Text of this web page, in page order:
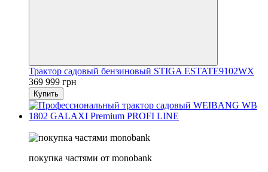
Трактор садовый бензиновый STIGA ESTATE9102WX
369 999 грн
Купить
покупка частями от monobank